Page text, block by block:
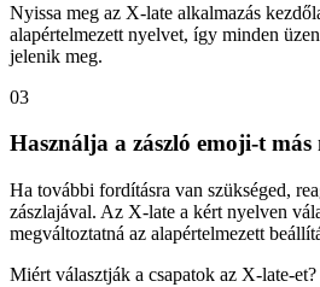
Nyissa meg az X-late alkalmazás
alapértelmezett nyelvet, így minden
jelenik meg.
03
Használja a zászló emoji-t más
Ha további fordításra van szükséged,
zászlajával. Az X-late a kért nyelven
megváltoztatná az alapértelmezett
Miért választják a csapatok az X-late-et?